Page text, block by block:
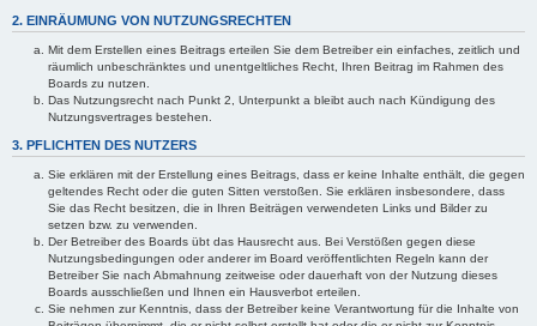
2. EINRÄUMUNG VON NUTZUNGSRECHTEN
Mit dem Erstellen eines Beitrags erteilen Sie dem Betreiber ein einfaches, zeitlich und
räumlich unbeschränktes und unentgeltliches Recht, Ihren Beitrag im Rahmen des
Boards zu nutzen.
Das Nutzungsrecht nach Punkt 2, Unterpunkt a bleibt auch nach Kündigung des
Nutzungsvertrages bestehen.
3. PFLICHTEN DES NUTZERS
Sie erklären mit der Erstellung eines Beitrags, dass er keine Inhalte enthält, die gegen
geltendes Recht oder die guten Sitten verstoßen. Sie erklären insbesondere, dass
Sie das Recht besitzen, die in Ihren Beiträgen verwendeten Links und Bilder zu
setzen bzw. zu verwenden.
Der Betreiber des Boards übt das Hausrecht aus. Bei Verstößen gegen diese
Nutzungsbedingungen oder anderer im Board veröffentlichten Regeln kann der
Betreiber Sie nach Abmahnung zeitweise oder dauerhaft von der Nutzung dieses
Boards ausschließen und Ihnen ein Hausverbot erteilen.
Sie nehmen zur Kenntnis, dass der Betreiber keine Verantwortung für die Inhalte von